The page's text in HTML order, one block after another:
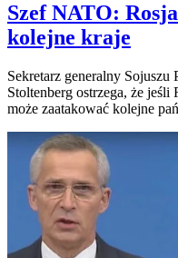
Szef NATO:
kolejne kraje
Sekretarz generalny Sojuszu
Stoltenberg ostrzega, że jeśli
może zaatakować kolejne